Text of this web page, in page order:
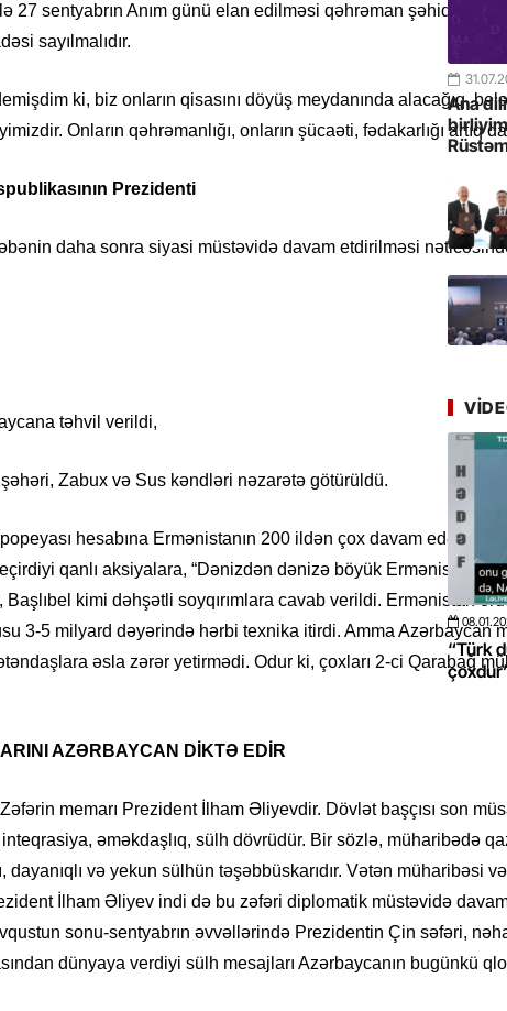
27 sentyabrın Anım günü elan edilməsi qəhrəman
sayılmalıdır.
ki, biz onların qisasını döyüş meydanında alacağıq,
Onların qəhrəmanlığı, onların şücaəti, fədakarlığı artıq
Prezidenti
daha sonra siyasi müstəvidə davam etdirilməsi
təhvil verildi,
Zabux və Sus kəndləri nəzarətə götürüldü.
hesabına Ermənistanın 200 ildən çox davam edən
qanlı aksiyalara, “Dənizdən dənizə böyük Ermənistan”
Başlıbel kimi dəhşətli soyqırımlara cavab verildi. Ermənistan
3-5 milyard dəyərində hərbi texnika itirdi. Amma
əsla zərər yetirmədi. Odur ki, çoxları 2-ci Qarabağ
AZƏRBAYCAN DİKTƏ EDİR
memarı Prezident İlham Əliyevdir. Dövlət başçısı son
əməkdaşlıq, sülh dövrüdür. Bir sözlə, müharibədə
dayanıqlı və yekun sülhün təşəbbüskarıdır. Vətən
İlham Əliyev indi də bu zəfəri diplomatik müstəvidə
sonu-sentyabrın əvvəllərində Prezidentin Çin səfəri,
dünyaya verdiyi sülh mesajları Azərbaycanın bugünkü
YAP
Günü
yer
Tənzilə
Üstellə
Şuşa
dialoq
Yeni
Ana
böyüməsini
08.01.2026 - 10:50
“Türk dünyası ilə bağlı görüləcək işlər
çoxdur” -VİDEO